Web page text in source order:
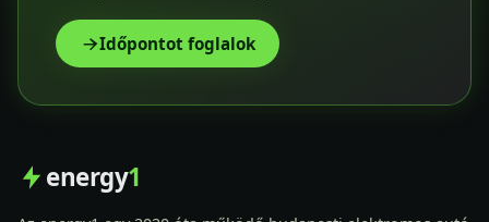
Időpontot foglalok
energy1